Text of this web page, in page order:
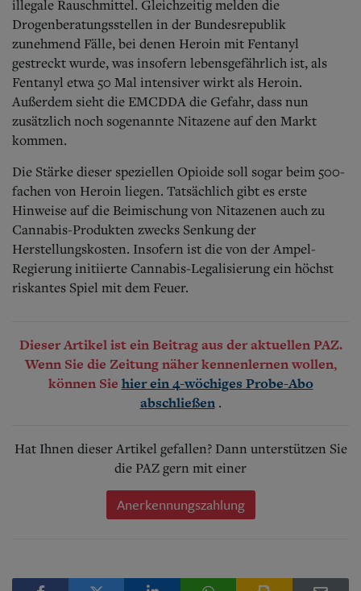
illegale Rauschmittel. Gleichzeitig melden die
Drogenberatungsstellen in der Bundesrepublik
zunehmend Fälle, bei denen Heroin mit Fentanyl
gestreckt wurde, was insofern lebensgefährlich ist, als
Fentanyl etwa 50 Mal intensiver wirkt als Heroin.
Außerdem sieht die EMCDDA die Gefahr, dass nun
zusätzlich noch sogenannte Nitazene auf den Markt
kommen.
Die Stärke dieser speziellen Opioide soll sogar beim 500-
fachen von Heroin liegen. Tatsächlich gibt es erste
Hinweise auf die Beimischung von Nitazenen auch zu
Cannabis-Produkten zwecks Senkung der
Herstellungskosten. Insofern ist die von der Ampel-
Regierung initiierte Cannabis-Legalisierung ein höchst
riskantes Spiel mit dem Feuer.
Dieser Artikel ist ein Beitrag aus der aktuellen PAZ.
Wenn Sie die Zeitung näher kennenlernen wollen,
können Sie hier ein 4-wöchiges Probe-Abo
abschließen .
Hat Ihnen dieser Artikel gefallen? Dann unterstützen Sie
die PAZ gern mit einer
Anerkennungszahlung